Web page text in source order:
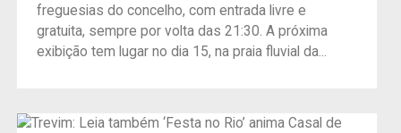
freguesias do concelho, com entrada livre e
gratuita, sempre por volta das 21:30. A próxima
exibição tem lugar no dia 15, na praia fluvial da...